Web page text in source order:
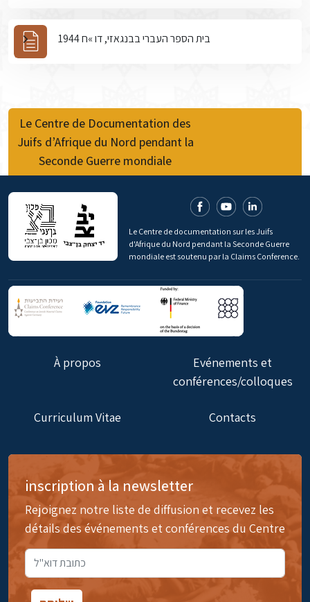
בית הספר העברי בבנגאזי, דו »ח 1944
Le Centre de Documentation des
Juifs d’Afrique du Nord pendant la
Seconde Guerre mondiale
Le Centre de documentation sur les Juifs
d'Afrique du Nord pendant la Seconde Guerre
mondiale est soutenu par la Claims Conference.
À propos
Evénements et
conférences/colloques
Curriculum Vitae Contacts
inscription à la newsletter
Rejoignez notre liste de diffusion et recevez les
détails des événements et conférences du Centre